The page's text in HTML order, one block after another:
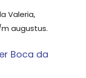
Valeria,
augustus.
Boca da